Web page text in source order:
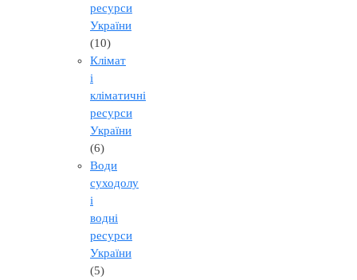
ресурси
України
(10)
Клімат
і
кліматичні
ресурси
України
(6)
Води
суходолу
і
водні
ресурси
України
(5)